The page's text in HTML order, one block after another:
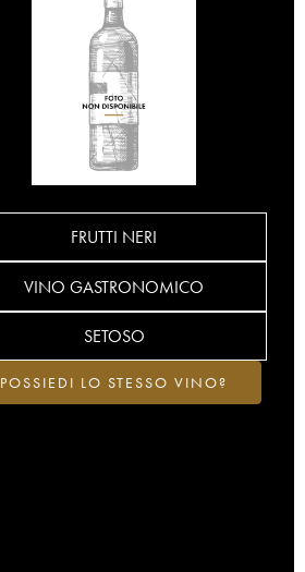
FRUTTI NERI
VINO GASTRONOMICO
SETOSO
POSSIEDI LO STESSO VINO?